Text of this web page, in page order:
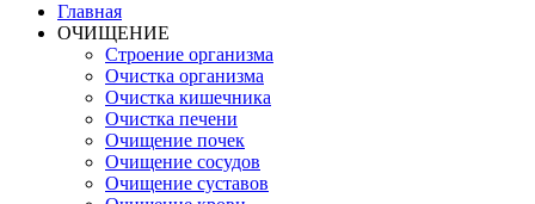
Главная
ОЧИЩЕНИЕ
Строение организма
Очистка организма
Очистка кишечника
Очистка печени
Очищение почек
Очищение сосудов
Очищение суставов